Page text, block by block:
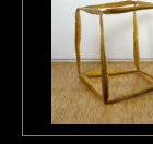
Nadine Pouillon
Source :
Extrait du
collection du